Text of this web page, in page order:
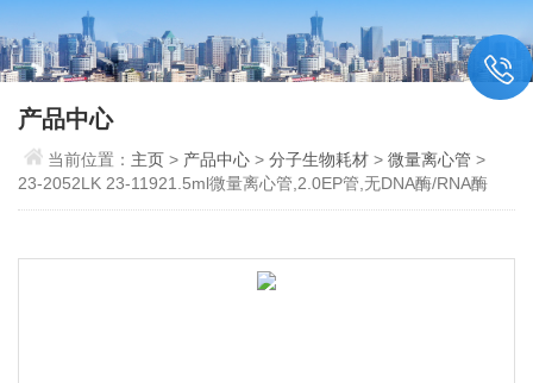
产品中心
当前位置： 主页> 产品中心 >分子生物耗材 >微量离心管 >
23-2052LK 23-11921.5ml微量离心管,2.0EP管,无DNA酶/RNA酶